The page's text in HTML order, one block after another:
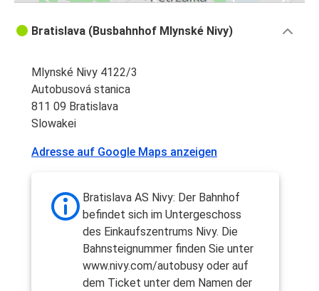
Bratislava (Busbahnhof Mlynské Nivy)
Mlynské Nivy 4122/3
Autobusová stanica
811 09 Bratislava
Slowakei
Adresse auf Google Maps anzeigen
Bratislava AS Nivy: Der Bahnhof
befindet sich im Untergeschoss
des Einkaufszentrums Nivy. Die
Bahnsteignummer finden Sie unter
www.nivy.com/autobusy oder auf
dem Ticket unter dem Namen der